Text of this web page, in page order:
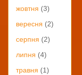
жовтня (3)
вересня (2)
серпня (2)
липня (4)
травня (1)